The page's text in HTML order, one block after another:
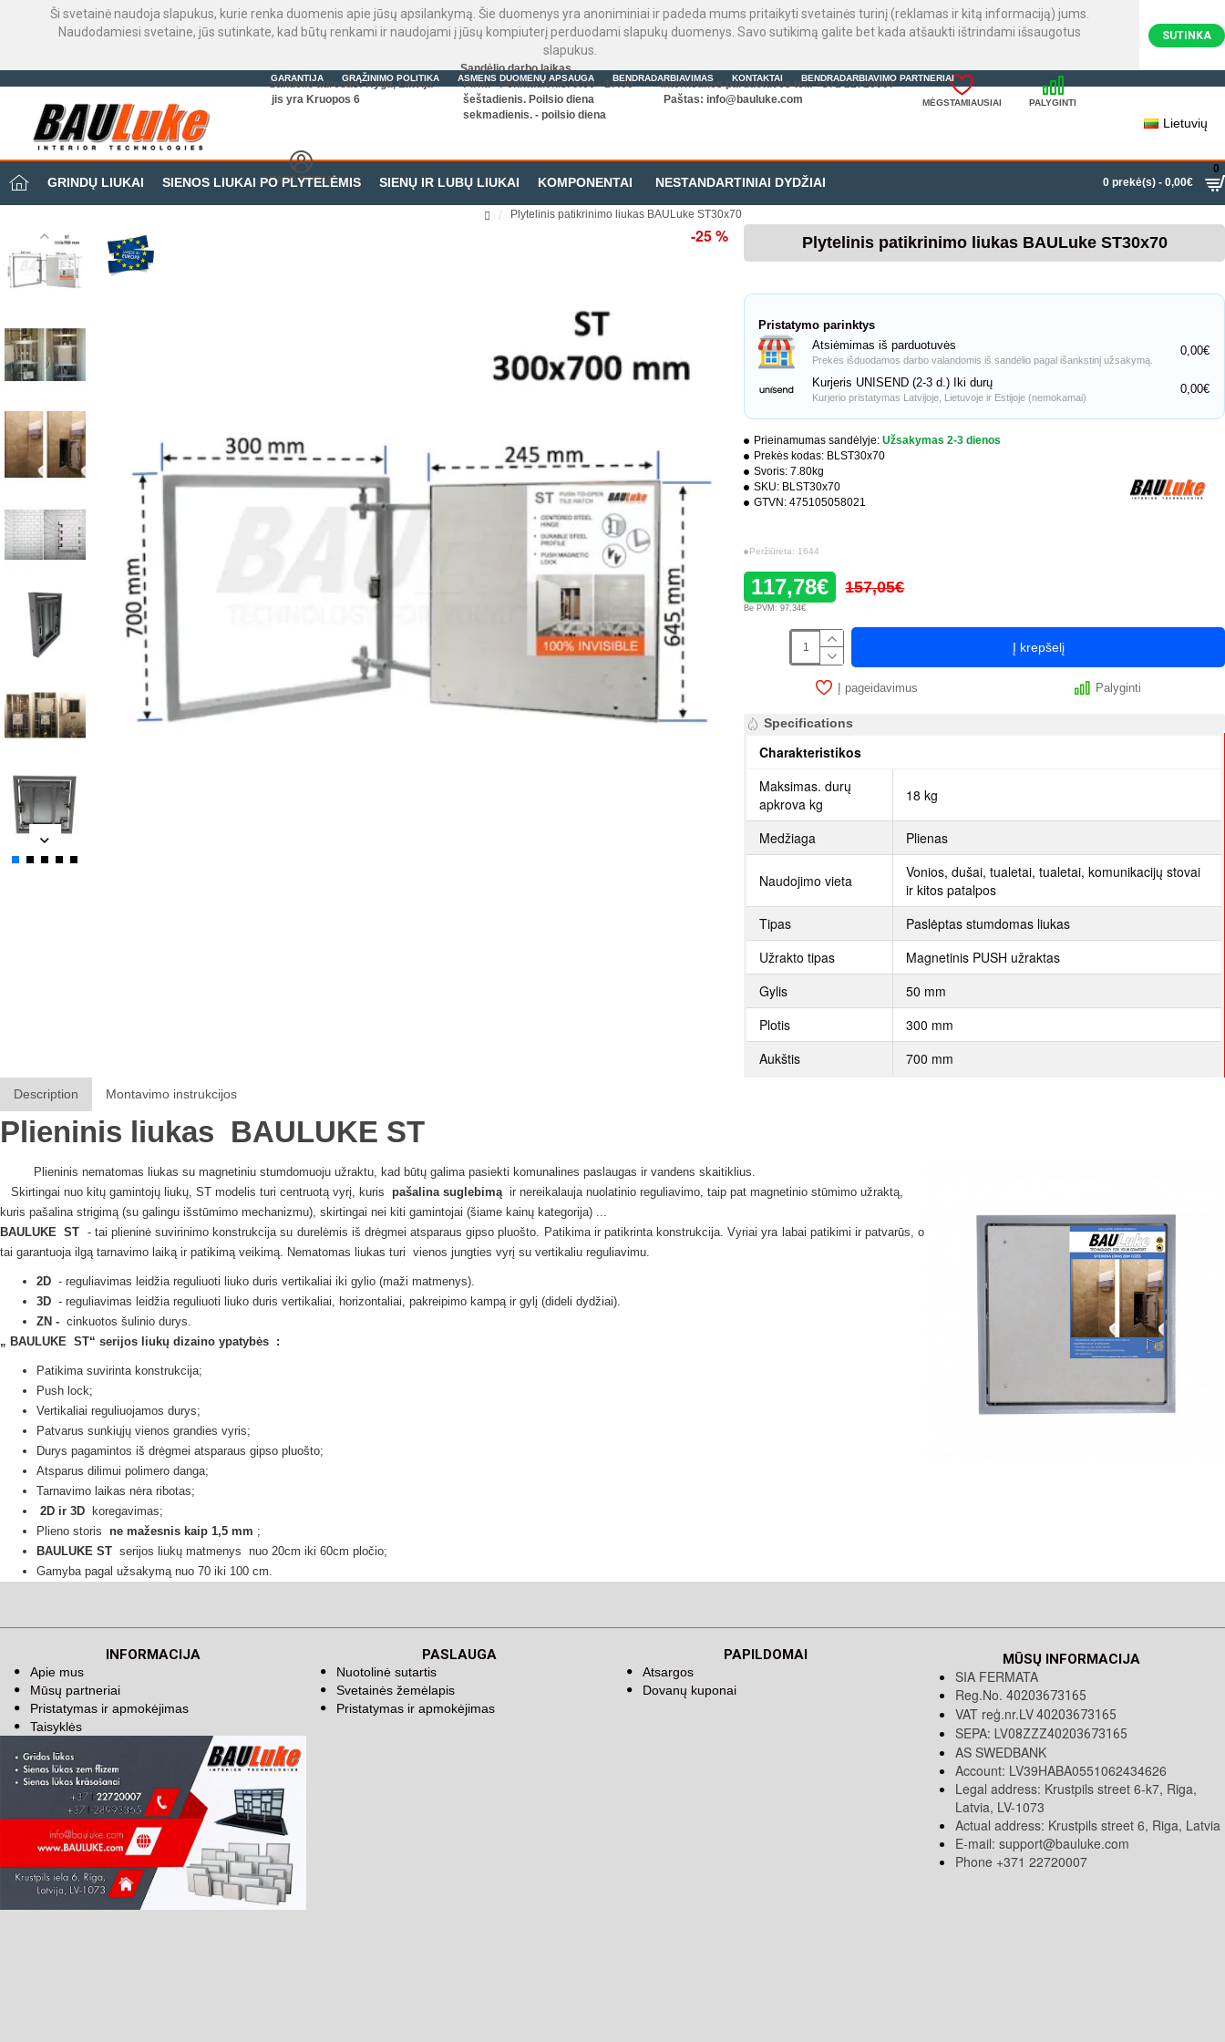
Ši svetainė naudoja slapukus, kurie renka duomenis apie jūsų apsilankymą. Šie duomenys yra anoniminiai ir padeda mums pritaikyti svetainės turinį (reklamas ir kitą informaciją) jums.
Naudodamiesi svetaine, jūs sutinkate, kad būtų renkami ir naudojami į jūsų kompiuterį perduodami slapukų duomenys. Savo sutikimą galite bet kada atšaukti ištrindami išsaugotus
slapukus.
SUTINKA
GARANTIJA GRĄŽINIMO POLITIKA ASMENS DUOMENŲ APSAUGA BENDRADARBIAVIMAS KONTAKTAI BENDRADARBIAVIMO PARTNERIAI
Sandėlio adresas: Ryga, Latvija
jis yra Kruopos 6
Sandėlio darbo laikas
Pirm. - Penktadienis. 9:00 - 17:00
šeštadienis. Poilsio diena
sekmadienis. - poilsio diena
Internetinės parduotuvės tel.: +371 22720007
Paštas: info@bauluke.com MĖGSTAMIAUSIAI PALYGINTI
MANO BIURAS
Lietuvių
GRINDŲ LIUKAI SIENOS LIUKAI PO PLYTELĖMIS SIENŲ IR LUBŲ LIUKAI KOMPONENTAI NESTANDARTINIAI DYDŽIAI 0 prekė(s) - 0,00€
0
Plytelinis patikrinimo liukas BAULuke ST30x70
-25 % Plytelinis patikrinimo liukas BAULuke ST30x70
Prieinamumas sandėlyje: Užsakymas 2-3 dienos
Prekės kodas: BLST30x70
Svoris: 7.80kg
SKU: BLST30x70
GTVN: 475105058021
Peržiūrėta: 1644
117,78€ 157,05€
Be PVM: 97,34€
Pristatymo parinktys
Atsiėmimas iš parduotuvės
Prekės išduodamos darbo valandomis iš sandėlio pagal išankstinį užsakymą.
0,00€
Kurjeris UNISEND (2-3 d.) Iki durų
Kurjerio pristatymas Latvijoje, Lietuvoje ir Estijoje (nemokamai)
0,00€
Į krepšelį
Į pageidavimus Palyginti
Specifications
Charakteristikos
Maksimas. durų
apkrova kg
18 kg
Medžiaga Plienas
Naudojimo vieta
Vonios, dušai, tualetai, tualetai, komunikacijų stovai
ir kitos patalpos
Tipas
Paslėptas stumdomas liukas
Užrakto tipas
Magnetinis PUSH užraktas
Gylis
50 mm
Plotis
300 mm
Aukštis
700 mm
Description Montavimo instrukcijos
Plieninis liukas BAULUKE ST
Plieninis nematomas liukas su magnetiniu stumdomuoju užraktu, kad būtų galima pasiekti komunalines paslaugas ir vandens skaitiklius.
Skirtingai nuo kitų gamintojų liukų, ST modelis turi centruotą vyrį, kuris pašalina suglebimąir nereikalauja nuolatinio reguliavimo, taip pat magnetinio stūmimo užraktą,
kuris pašalina strigimą (su galingu išstūmimo mechanizmu), skirtingai nei kiti gamintojai (šiame kainų kategorija) ...
BAULUKE ST - tai plieninė suvirinimo konstrukcija su durelėmis iš drėgmei atsparaus gipso pluošto. Patikima ir patikrinta konstrukcija.Vyriai yra labai patikimi ir patvarūs, o
tai garantuoja ilgą tarnavimo laiką ir patikimą veikimą. Nematomas liukas turi vienos jungties vyrį su vertikaliu reguliavimu.
2D - reguliavimas leidžia reguliuoti liuko duris vertikaliai iki gylio (maži matmenys).
3D - reguliavimas leidžia reguliuoti liuko duris vertikaliai, horizontaliai, pakreipimo kampą ir gylį (dideli dydžiai).
ZN - cinkuotos šulinio durys.
„ BAULUKE ST“ serijos liukų dizaino ypatybės :
Patikima suvirinta konstrukcija;
Push lock;
Vertikaliai reguliuojamos durys;
Patvarus sunkiųjų vienos grandies vyris;
Durys pagamintos iš drėgmei atsparaus gipso pluošto;
Atsparus dilimui polimero danga;
Tarnavimo laikas nėra ribotas;
2D ir 3D koregavimas;
Plieno storis ne mažesnis kaip 1,5 mm ;
BAULUKE ST serijos liukų matmenys nuo 20cm iki 60cm pločio;
Gamyba pagal užsakymą nuo 70 iki 100 cm.
INFORMACIJA
Apie mus
Mūsų partneriai
Pristatymas ir apmokėjimas
Taisyklės
PASLAUGA
Nuotolinė sutartis
Svetainės žemėlapis
Pristatymas ir apmokėjimas
PAPILDOMAI
Atsargos
Dovanų kuponai
MŪSŲ INFORMACIJA
SIA FERMATA
Reg.No. 40203673165
VAT reģ.nr.LV40203673165
SEPA: LV08ZZZ40203673165
AS SWEDBANK
Account: LV39HABA0551062434626
Legal address: Krustpils street 6-k7, Riga,
Latvia, LV-1073
Actual address: Krustpils street 6, Riga, Latvia
E-mail: support@bauluke.com
Phone +371 22720007